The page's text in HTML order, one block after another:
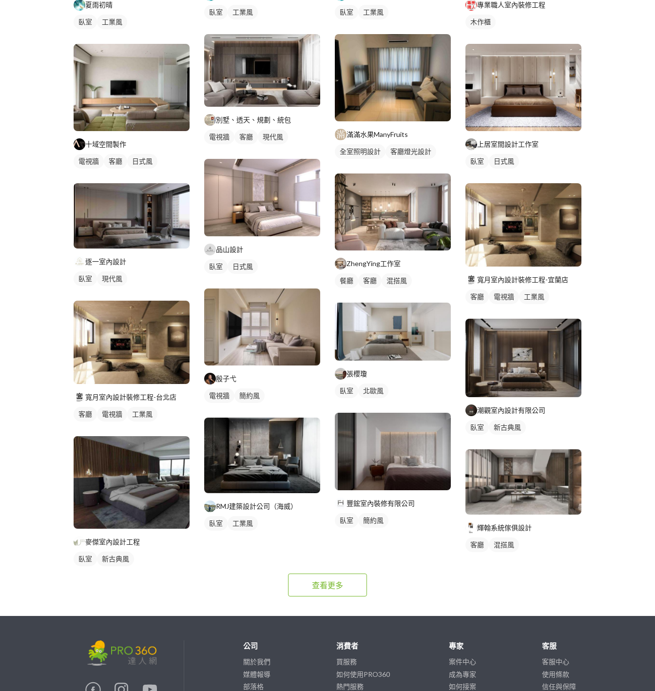
夏雨初晴
臥室 工業風
十域空間製作
電視牆 客廳 日式風
逐一室內設計
臥室 現代風
寬月室內設計裝修工程-台北店
客廳 電視牆 工業風
麥傑室內設計工程
臥室 新古典風
臥室 工業風
別墅、透天、規劃、統包
電視牆 客廳 現代風
品山設計
臥室 日式風
殷子弋
電視牆 簡約風
RMJ建築設計公司（海威）
臥室 工業風
臥室 工業風
滿滿水果ManyFruits
全室照明設計 客廳燈光設計
ZhengYing工作室
餐廳 客廳 混搭風
張櫻瓊
臥室 北歐風
豐鋐室內裝修有限公司
臥室 簡約風
專業職人室內裝修工程
木作櫃
上居室間設計工作室
臥室 日式風
寬月室內設計裝修工程-宜蘭店
客廳 電視牆 工業風
潮觀室內設計有限公司
臥室 新古典風
輝翰系統傢俱設計
客廳 混搭風
查看更多
公司
關於我們
媒體報導
部落格
消費者
買服務
如何使用PRO360
熱門服務
專家
案件中心
成為專家
如何接案
客服
客服中心
使用條款
信任與保障